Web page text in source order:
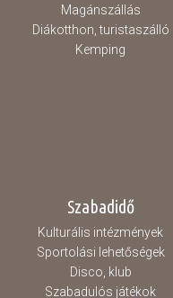
Magánszállás
Diákotthon, turistaszálló
Kemping
Szabadidő
Kulturális intézmények
Sportolási lehetőségek
Disco, klub
Szabadulós játékok